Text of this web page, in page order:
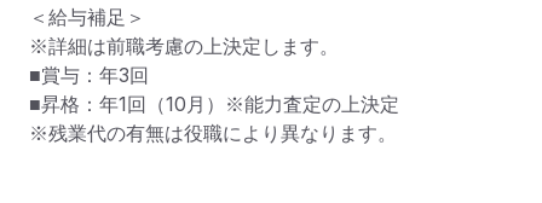
＜給与補足＞
※詳細は前職考慮の上決定します。
■賞与：年3回
■昇格：年1回（10月）※能力査定の上決定
※残業代の有無は役職により異なります。